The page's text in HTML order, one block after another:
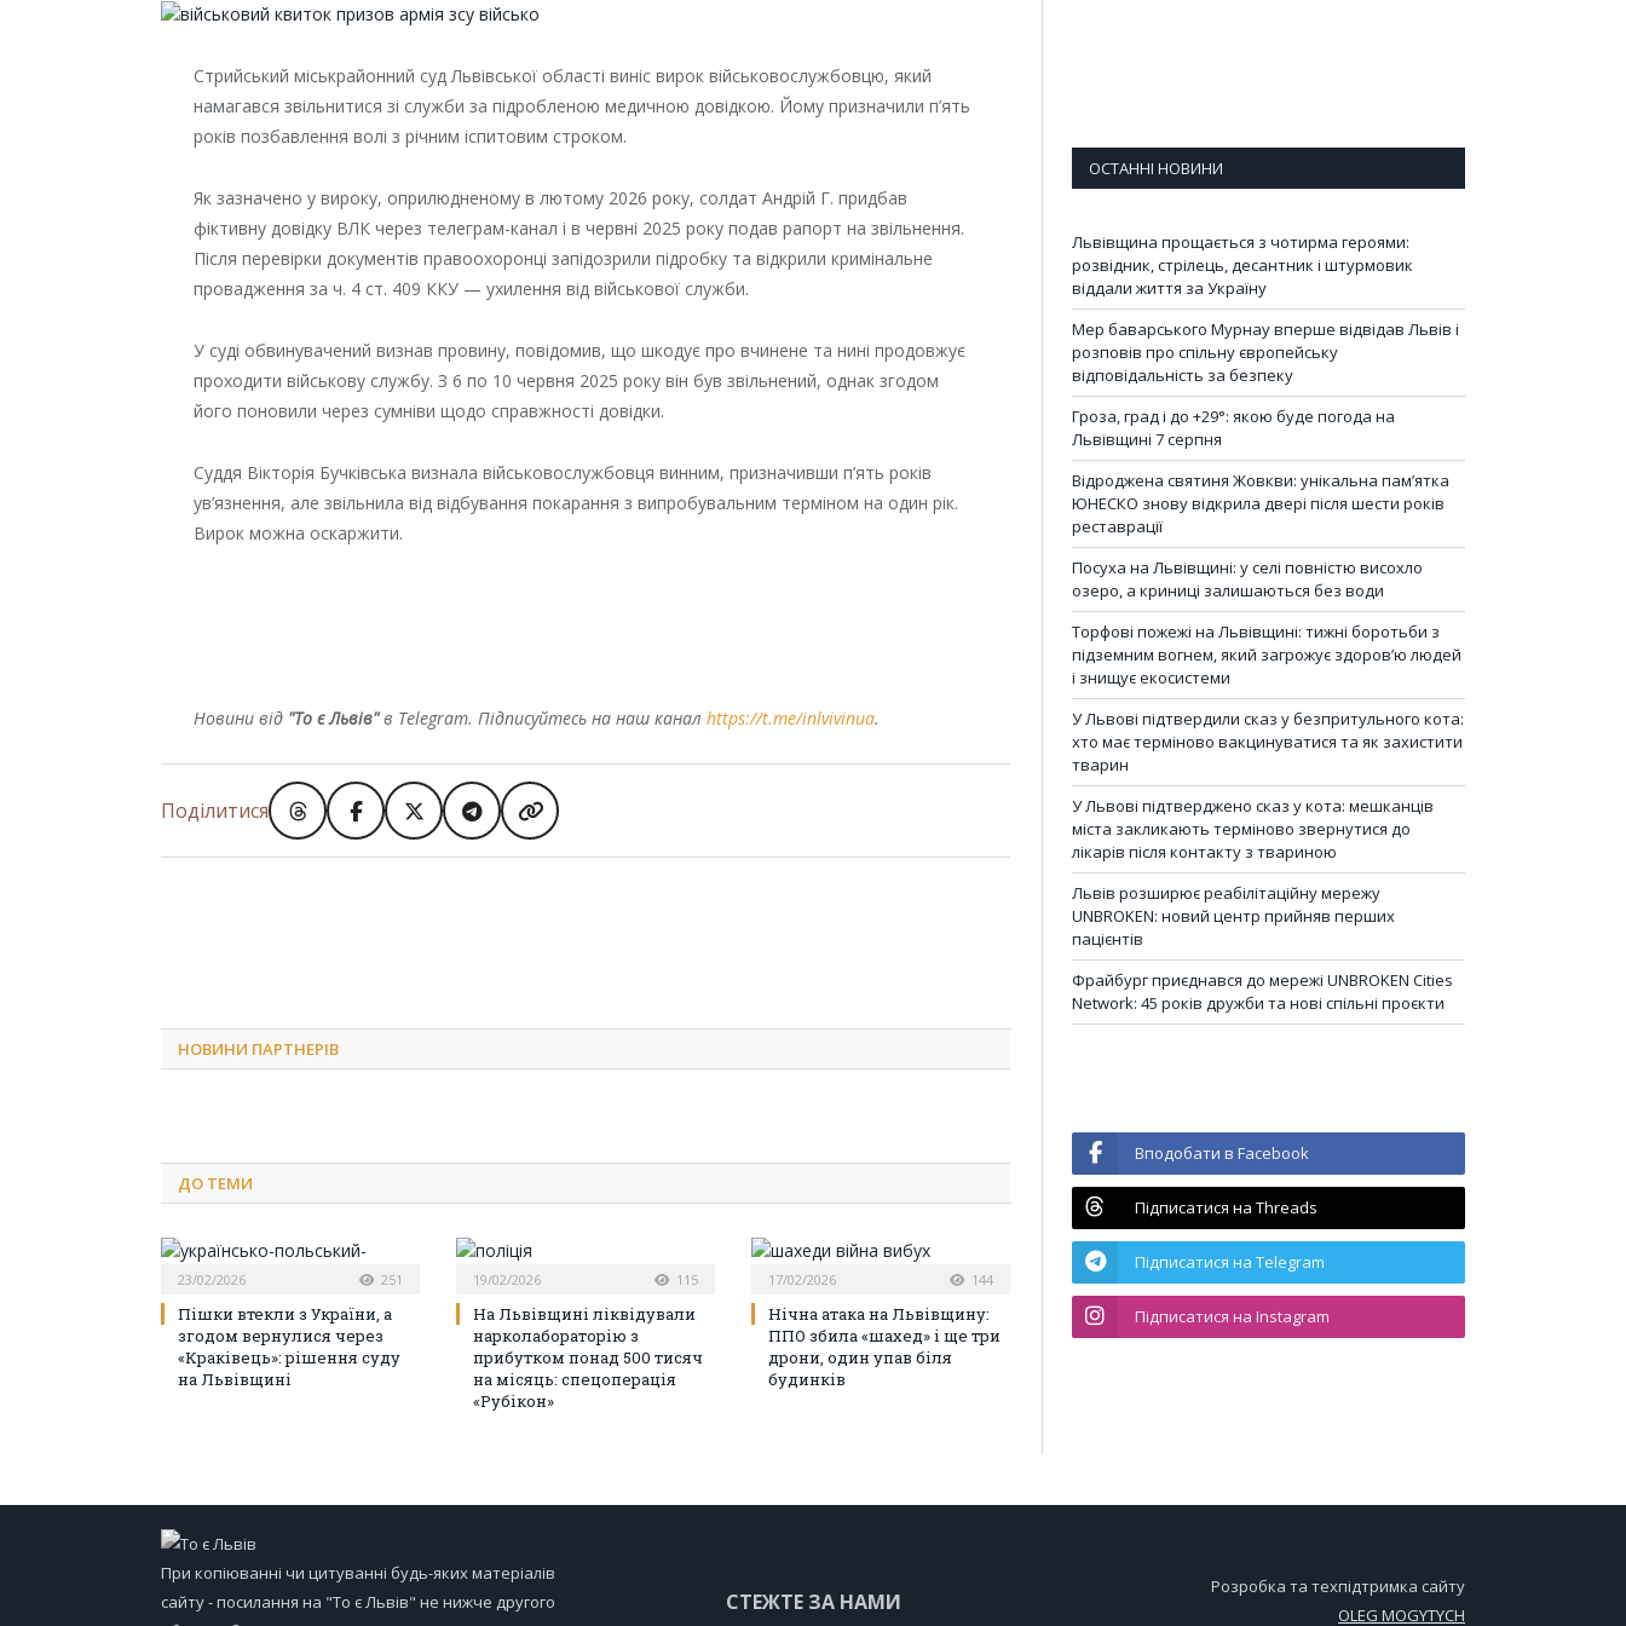
Стрийський міськрайонний суд Львівської області виніс вирок військовослужбовцю, який
намагався звільнитися зі служби за підробленою медичною довідкою. Йому призначили п’ять
років позбавлення волі з річним іспитовим строком.
Як зазначено у вироку, оприлюдненому в лютому 2026 року, солдат Андрій Г. придбав
фіктивну довідку ВЛК через телеграм-канал і в червні 2025 року подав рапорт на звільнення.
Після перевірки документів правоохоронці запідозрили підробку та відкрили кримінальне
провадження за ч. 4 ст. 409 ККУ — ухилення від військової служби.
У суді обвинувачений визнав провину, повідомив, що шкодує про вчинене та нині продовжує
проходити військову службу. З 6 по 10 червня 2025 року він був звільнений, однак згодом
його поновили через сумніви щодо справжності довідки.
Суддя Вікторія Бучківська визнала військовослужбовця винним, призначивши п’ять років
ув’язнення, але звільнила від відбування покарання з випробувальним терміном на один рік.
Вирок можна оскаржити.
Новини від "То є Львів"в Telegram. Підписуйтесь на наш каналhttps://t.me/inlvivinua.
Поділитися
НОВИНИ ПАРТНЕРІВ
ДО ТЕМИ
23/02/2026 251
Пішки втекли з України, а
згодом вернулися через
«Краківець»: рішення суду
на Львівщині
19/02/2026 115
На Львівщині ліквідували
нарколабораторію з
прибутком понад 500 тисяч
на місяць: спецоперація
«Рубікон»
17/02/2026 144
Нічна атака на Львівщину:
ППО збила «шахед» і ще три
дрони, один упав біля
будинків
ОСТАННІ НОВИНИ
Львівщина прощається з чотирма героями:
розвідник, стрілець, десантник і штурмовик
віддали життя за Україну
Мер баварського Мурнау вперше відвідав Львів і
розповів про спільну європейську
відповідальність за безпеку
Гроза, град і до +29°: якою буде погода на
Львівщині 7 серпня
Відроджена святиня Жовкви: унікальна пам’ятка
ЮНЕСКО знову відкрила двері після шести років
реставрації
Посуха на Львівщині: у селі повністю висохло
озеро, а криниці залишаються без води
Торфові пожежі на Львівщині: тижні боротьби з
підземним вогнем, який загрожує здоров’ю людей
і знищує екосистеми
У Львові підтвердили сказ у безпритульного кота:
хто має терміново вакцинуватися та як захистити
тварин
У Львові підтверджено сказ у кота: мешканців
міста закликають терміново звернутися до
лікарів після контакту з твариною
Львів розширює реабілітаційну мережу
UNBROKEN: новий центр прийняв перших
пацієнтів
Фрайбург приєднався до мережі UNBROKEN Cities
Network: 45 років дружби та нові спільні проєкти
Вподобати в Facebook
Підписатися на Threads
Підписатися на Telegram
Підписатися на Instagram
При копіюванні чи цитуванні будь-яких матеріалів
сайту - посилання на "То є Львів" не нижче другого
СТЕЖТЕ ЗА НАМИ
Розробка та техпідтримка сайту
OLEG MOGYTYCH